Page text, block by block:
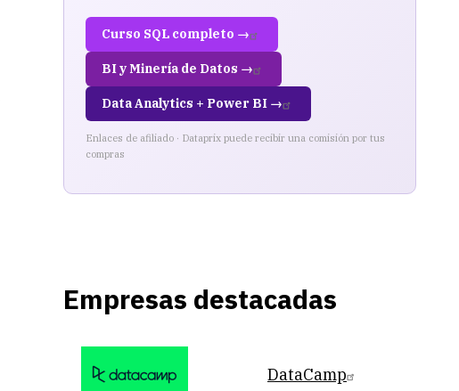
Curso SQL completo →
BI y Minería de Datos →
Data Analytics + Power BI →
Enlaces de afiliado · Dataprix puede recibir una comisión por tus
compras
Empresas destacadas
DataCamp